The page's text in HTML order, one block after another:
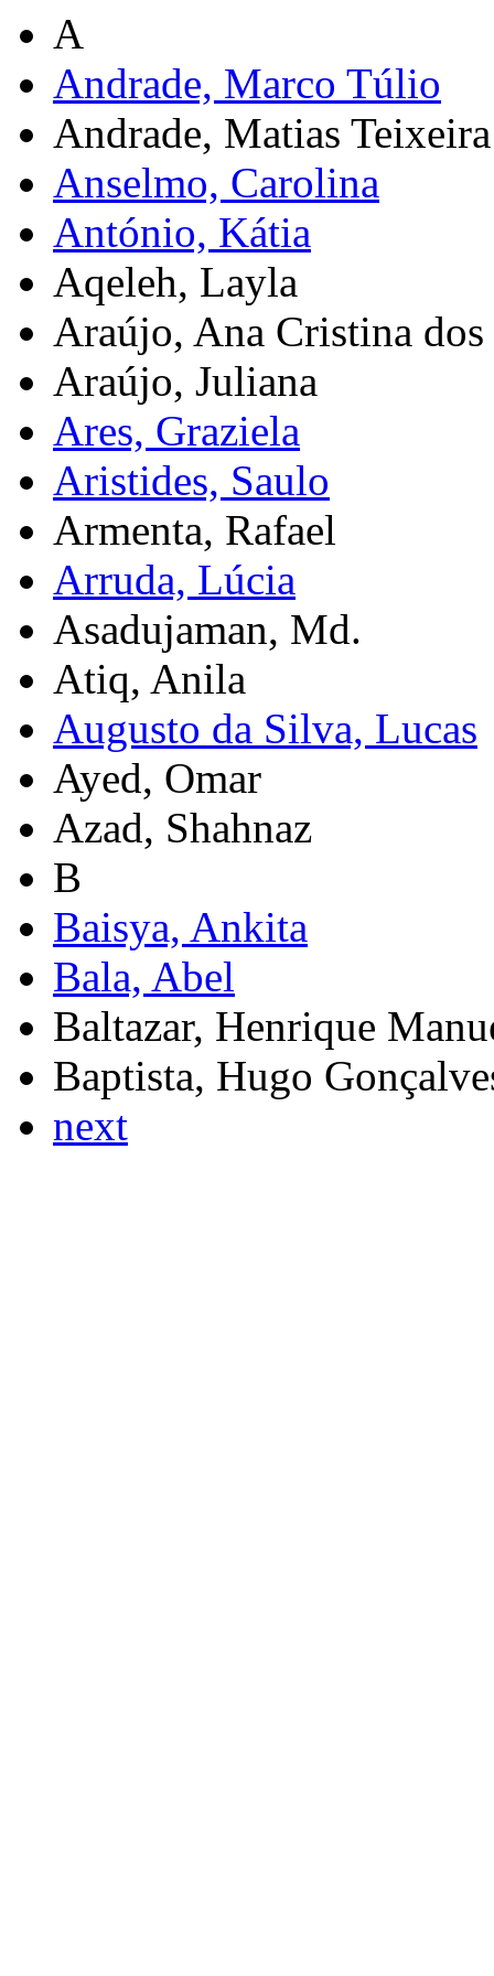
A
Andrade, Marco Túlio
Andrade, Matias
Anselmo, Carolina
António, Kátia
Aqeleh, Layla
Araújo, Ana Cristina dos
Araújo, Juliana
Ares, Graziela
Aristides, Saulo
Armenta, Rafael
Arruda, Lúcia
Asadujaman, Md.
Atiq, Anila
Augusto da Silva, Lucas
Ayed, Omar
Azad, Shahnaz
B
Baisya, Ankita
Bala, Abel
Baltazar, Henrique
Baptista, Hugo
next